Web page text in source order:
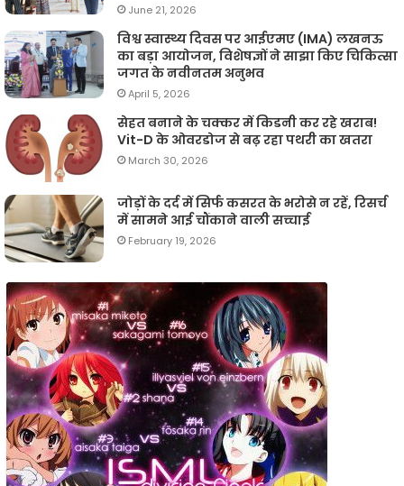
June 21, 2026
विश्व स्वास्थ्य दिवस पर आईएमए (IMA) लखनऊ
का बड़ा आयोजन, विशेषज्ञों ने साझा किए चिकित्सा
जगत के नवीनतम अनुभव
April 5, 2026
सेहत बनाने के चक्कर में किडनी कर रहे खराब!
Vit-D के ओवरडोज से बढ़ रहा पथरी का खतरा
March 30, 2026
जोड़ों के दर्द में सिर्फ कसरत के भरोसे न रहें, रिसर्च
में सामने आई चौंकाने वाली सच्चाई
February 19, 2026